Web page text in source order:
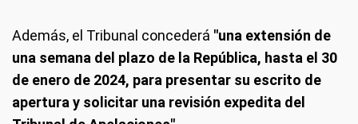
Además, el Tribunal concederá "una extensión de
una semana del plazo de la República, hasta el 30
de enero de 2024, para presentar su escrito de
apertura y solicitar una revisión expedita del